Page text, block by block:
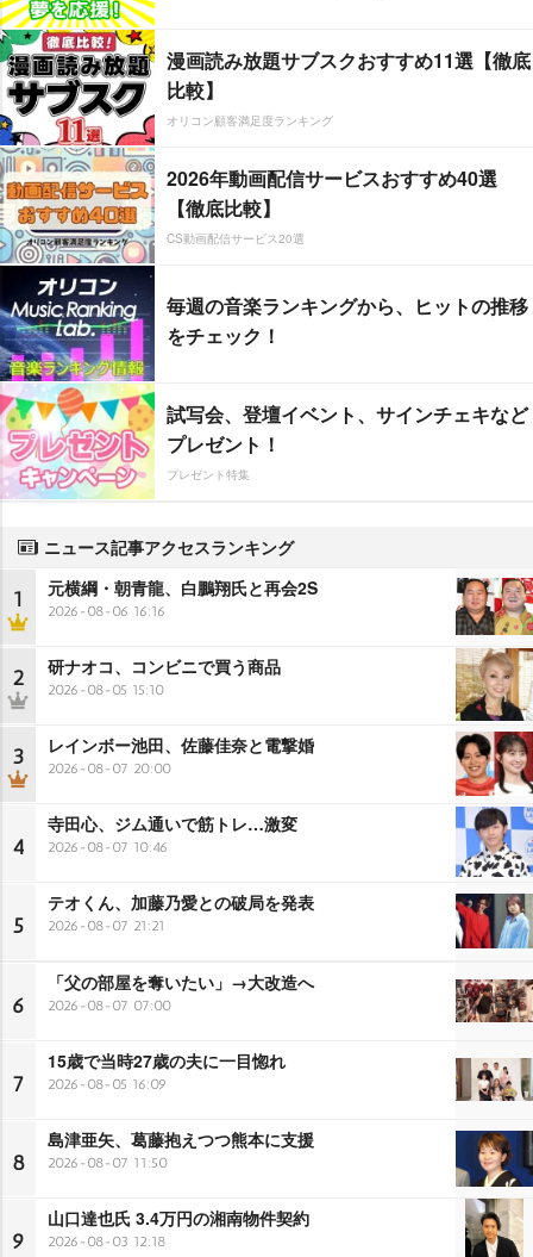
漫画読み放題サブスクおすすめ11選【徹底
比較】
オリコン顧客満足度ランキング
2026年動画配信サービスおすすめ40選
【徹底比較】
CS動画配信サービス20選
毎週の音楽ランキングから、ヒットの推移
をチェック！
試写会、登壇イベント、サインチェキなど
プレゼント！
プレゼント特集
ニュース記事アクセスランキング
1 元横綱・朝青龍、白鵬翔氏と再会2S
2026-08-06 16:16
2 研ナオコ、コンビニで買う商品
2026-08-05 15:10
3 レインボー池田、佐藤佳奈と電撃婚
2026-08-07 20:00
4
寺田心、ジム通いで筋トレ…激変
2026-08-07 10:46
5
テオくん、加藤乃愛との破局を発表
2026-08-07 21:21
6
「父の部屋を奪いたい」→大改造へ
2026-08-07 07:00
7
15歳で当時27歳の夫に一目惚れ
2026-08-05 16:09
8
島津亜矢、葛藤抱えつつ熊本に支援
2026-08-07 11:50
9
山口達也氏 3.4万円の湘南物件契約
2026-08-03 12:18